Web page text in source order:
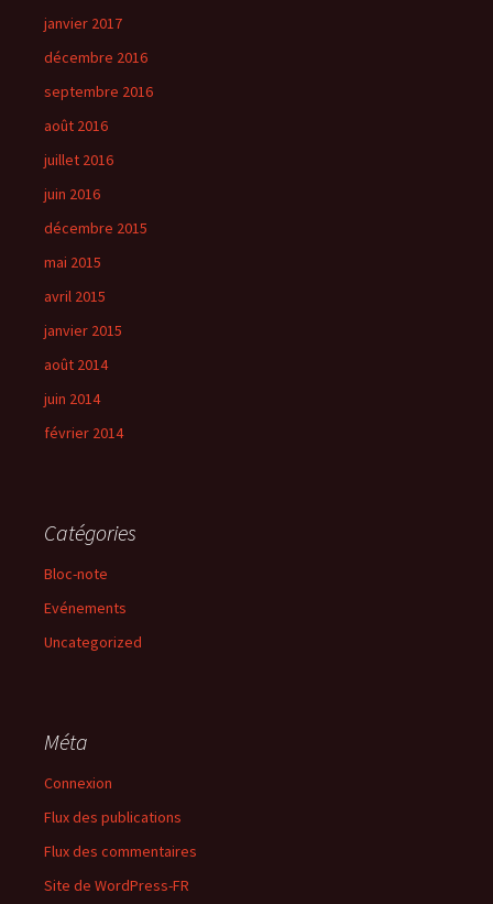
janvier 2017
décembre 2016
septembre 2016
août 2016
juillet 2016
juin 2016
décembre 2015
mai 2015
avril 2015
janvier 2015
août 2014
juin 2014
février 2014
Catégories
Bloc-note
Evénements
Uncategorized
Méta
Connexion
Flux des publications
Flux des commentaires
Site de WordPress-FR